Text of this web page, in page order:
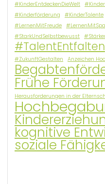
#KinderEntdeckenDieWelt
#Kinderförderung
#KinderTalente
#LernenMitFreude
#StarkUndSelbstbewusst
#TalentEntfalten
#ZukunftGestalten
Anzeichen
Frühe
Herausforderungen in der
kognitive
soziale